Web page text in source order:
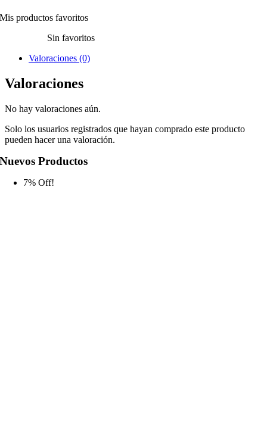
Mis productos favoritos
Sin favoritos
Valoraciones (0)
Valoraciones
No hay valoraciones aún.
Solo los usuarios registrados que hayan comprado este producto
pueden hacer una valoración.
Nuevos Productos
7% Off!